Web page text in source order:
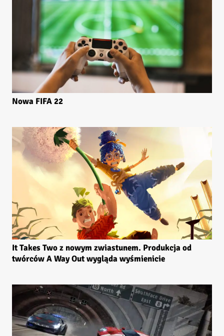
Nowa FIFA 22
It Takes Two z nowym zwiastunem. Produkcja od
twórców A Way Out wygląda wyśmienicie